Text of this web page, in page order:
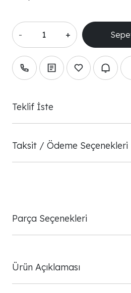
- +
Teklif İste
Taksit / Ödeme Seçenekleri
Parça Seçenekleri
Ürün Açıklaması